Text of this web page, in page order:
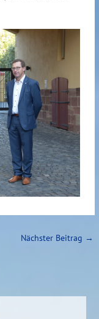
Nächster Beitrag →